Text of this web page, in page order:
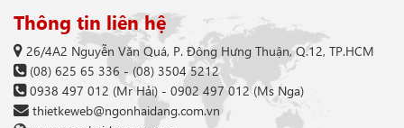
Thông tin liên hệ
26/4A2 Nguyễn Văn Quá, P. Đông Hưng Thuận, Q.12, TP.HCM
(08) 625 65 336 -(08) 3504 5212
0938 497 012 (Mr Hải) - 0902 497 012(Ms Nga)
thietkeweb@ngonhaidang.com.vn